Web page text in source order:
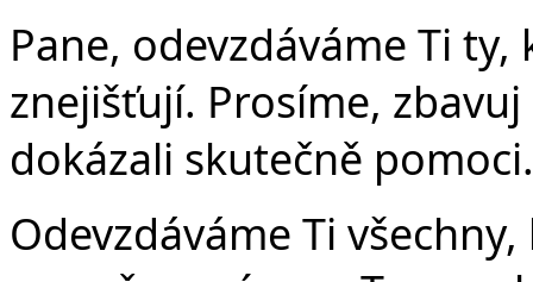
Pane, odevzdáváme Ti
znejišťují. Prosíme,
dokázali skutečně
Odevzdáváme Ti